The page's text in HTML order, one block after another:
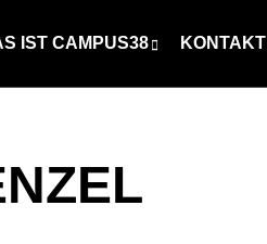
IST CAMPUS38 KONTAKT